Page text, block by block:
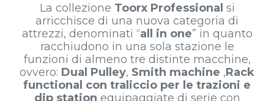
La collezione Toorx Professional si
arricchisce di una nuova categoria di
attrezzi, denominati “all in one” in quanto
racchiudono in una sola stazione le
funzioni di almeno tre distinte macchine,
ovvero: Dual Pulley, Smith machine ,Rack
functional con traliccio per le trazioni e
dip station equipaggiate di serie con